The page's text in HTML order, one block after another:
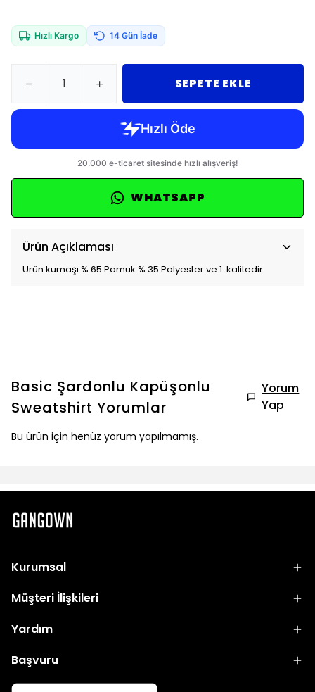
Hızlı Kargo 14 Gün İade
SEPETE EKLE
WHATSAPP
Ürün Açıklaması
Ürün kumaşı % 65 Pamuk % 35 Polyester ve 1. kalitedir.
Basic Şardonlu Kapüşonlu
Sweatshirt Yorumlar
Yorum
Yap
Bu ürün için henüz yorum yapılmamış.
Kurumsal
Müşteri İlişkileri
Yardım
Başvuru